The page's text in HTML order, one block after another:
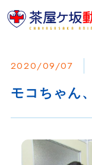
2020/09/07
モコちゃん